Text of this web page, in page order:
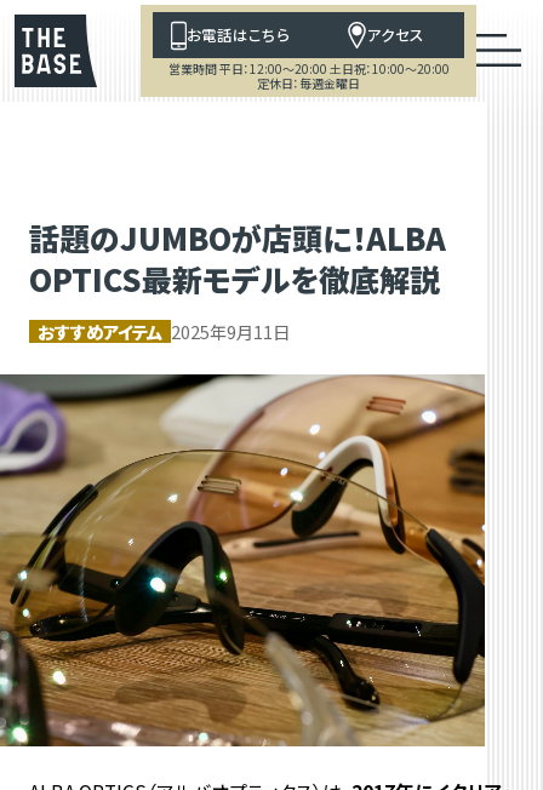
お電話はこちら アクセス
営業時間 平日：12:00～20:00 土日祝：10:00～20:00
定休日：毎週金曜日
話題のJUMBOが店頭に！ALBA
OPTICS最新モデルを徹底解説
おすすめアイテム 2025年9月11日